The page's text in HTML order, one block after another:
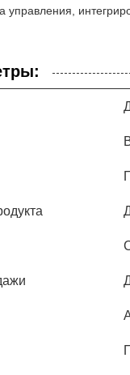
управления,